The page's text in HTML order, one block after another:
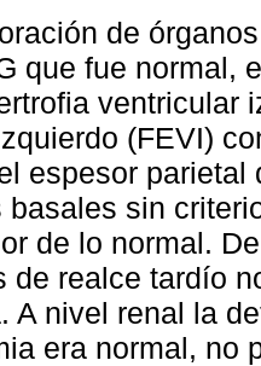
de
que fue normal,
ventricular
(FEVI)
espesor
basales sin
de lo normal.
de realce tardío
A nivel renal la
era normal, no